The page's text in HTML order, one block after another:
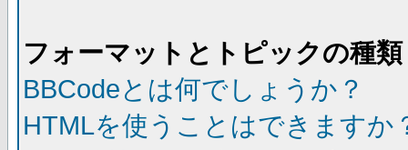
フォーマットとトピックの種類
BBCodeとは何でしょうか？
HTMLを使うことはできますか